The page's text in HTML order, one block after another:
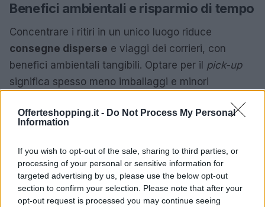
Offerteshopping.it - Do Not Process My Personal
Information
If you wish to opt-out of the sale, sharing to third parties, or
processing of your personal or sensitive information for
targeted advertising by us, please use the below opt-out
section to confirm your selection. Please note that after your
opt-out request is processed you may continue seeing
Benefici ambientali e risparmio di tempo
Concentrare i ritiri in un unico luogo riduce
consegne disperse e viaggi dei corrieri, con
benefici ambientali tangibili. Optare per il pick-up
significa spesso meno imballaggi e minori
personale, il cliente combina il ritiro con altre
spostamenti separati. Gestori e retailer, a loro volta,
pianificano meglio il personale nei momenti di
affluenza. Quando slot, comunicazioni e stock sono
allineati, il click&collect diventa uno strumento